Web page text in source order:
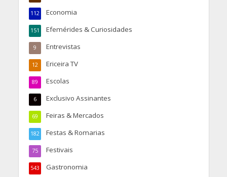
Economia
112
Efemérides & Curiosidades
151
Entrevistas
9
Ericeira TV
12
Escolas
89
Exclusivo Assinantes
6
Feiras & Mercados
69
Festas & Romarias
182
Festivais
75
Gastronomia
543